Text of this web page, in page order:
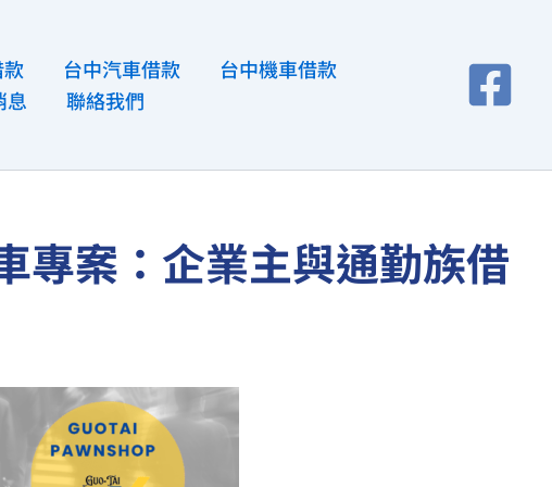
台中汽車借款
台中機車借款
息 聯絡我們
專案：企業主與通勤族借